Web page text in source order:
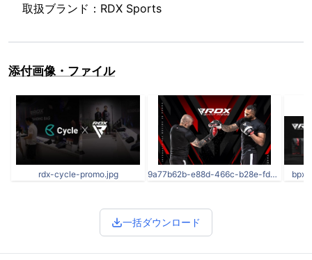
取扱ブランド：RDX Sports
添付画像・ファイル
rdx-cycle-promo.jpg 9a77b62b-e88d-466c-b28e-fd0974e8bd0d.__CR0,0,970,600_PT0_SX970_V1___.jpg
一括ダウンロード